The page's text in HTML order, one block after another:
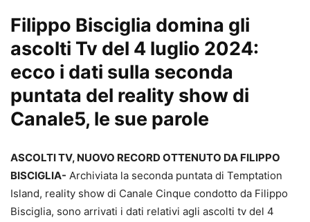
Filippo Bisciglia domina gli
ascolti Tv del 4 luglio 2024:
ecco i dati sulla seconda
puntata del reality show di
Canale5, le sue parole
ASCOLTI TV, NUOVO RECORD OTTENUTO DA FILIPPO
BISCIGLIA- Archiviata la seconda puntata di Temptation
Island, reality show di Canale Cinque condotto da Filippo
Bisciglia, sono arrivati i dati relativi agli ascolti tv del 4